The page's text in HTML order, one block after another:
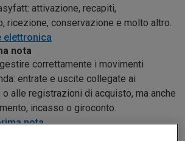
attivazione, recapiti,
ricezione, conservazione e molto altro.
elettronica
nota
correttamente i movimenti
entrate e uscite collegate ai
alle registrazioni di acquisto, ma anche
incasso o giroconto.
nota